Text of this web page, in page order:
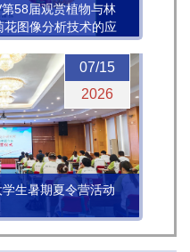
58届观赏植物与林
图像分析技术的应
07/15
2026
生暑期夏令营活动